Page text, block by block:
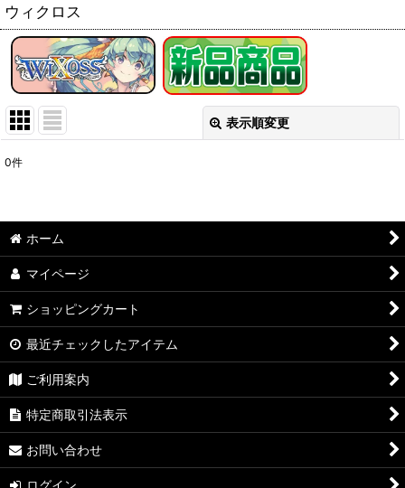
ウィクロス
表示順変更
表示数
並び順:
0件
ホーム
マイページ
ショッピングカート
最近チェックしたアイテム
ご利用案内
特定商取引法表示
お問い合わせ
ログイン